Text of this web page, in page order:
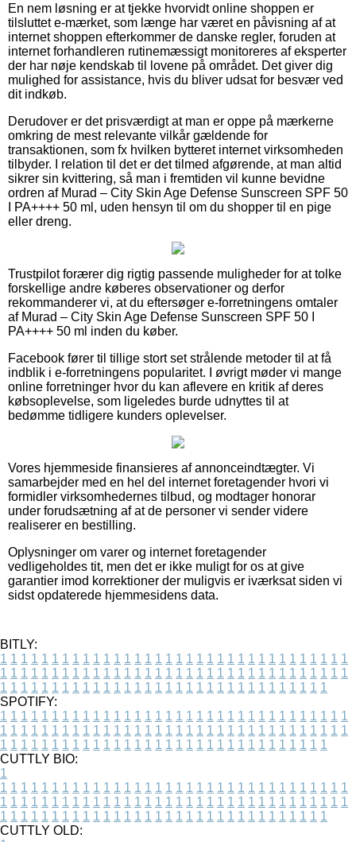
En nem løsning er at tjekke hvorvidt online shoppen er
tilsluttet e-mærket, som længe har været en påvisning af at
internet shoppen efterkommer de danske regler, foruden at
internet forhandleren rutinemæssigt monitoreres af eksperter
der har nøje kendskab til lovene på området. Det giver dig
mulighed for assistance, hvis du bliver udsat for besvær ved
dit indkøb.
Derudover er det prisværdigt at man er oppe på mærkerne
omkring de mest relevante vilkår gældende for
transaktionen, som fx hvilken bytteret internet virksomheden
tilbyder. I relation til det er det tilmed afgørende, at man altid
sikrer sin kvittering, så man i fremtiden vil kunne bevidne
ordren af Murad – City Skin Age Defense Sunscreen SPF 50
I PA++++ 50 ml, uden hensyn til om du shopper til en pige
eller dreng.
Trustpilot forærer dig rigtig passende muligheder for at tolke
forskellige andre køberes observationer og derfor
rekommanderer vi, at du eftersøger e-forretningens omtaler
af Murad – City Skin Age Defense Sunscreen SPF 50 I
PA++++ 50 ml inden du køber.
Facebook fører til tillige stort set strålende metoder til at få
indblik i e-forretningens popularitet. I øvrigt møder vi mange
online forretninger hvor du kan aflevere en kritik af deres
købsoplevelse, som ligeledes burde udnyttes til at
bedømme tidligere kunders oplevelser.
Vores hjemmeside finansieres af annonceindtægter. Vi
samarbejder med en hel del internet foretagender hvori vi
formidler virksomhedernes tilbud, og modtager honorar
under forudsætning af at de personer vi sender videre
realiserer en bestilling.
Oplysninger om varer og internet foretagender
vedligeholdes tit, men det er ikke muligt for os at give
garantier imod korrektioner der muligvis er iværksat siden vi
sidst opdaterede hjemmesidens data.
BITLY:
1 1 1 1 1 1 1 1 1 1 1 1 1 1 1 1 1 1 1 1 1 1 1 1 1 1 1 1 1 1 1 1 1 1
1 1 1 1 1 1 1 1 1 1 1 1 1 1 1 1 1 1 1 1 1 1 1 1 1 1 1 1 1 1 1 1 1 1
1 1 1 1 1 1 1 1 1 1 1 1 1 1 1 1 1 1 1 1 1 1 1 1 1 1 1 1 1 1 1 1
SPOTIFY:
1 1 1 1 1 1 1 1 1 1 1 1 1 1 1 1 1 1 1 1 1 1 1 1 1 1 1 1 1 1 1 1 1 1
1 1 1 1 1 1 1 1 1 1 1 1 1 1 1 1 1 1 1 1 1 1 1 1 1 1 1 1 1 1 1 1 1 1
1 1 1 1 1 1 1 1 1 1 1 1 1 1 1 1 1 1 1 1 1 1 1 1 1 1 1 1 1 1 1 1
CUTTLY BIO:
1
1 1 1 1 1 1 1 1 1 1 1 1 1 1 1 1 1 1 1 1 1 1 1 1 1 1 1 1 1 1 1 1 1 1
1 1 1 1 1 1 1 1 1 1 1 1 1 1 1 1 1 1 1 1 1 1 1 1 1 1 1 1 1 1 1 1 1 1
1 1 1 1 1 1 1 1 1 1 1 1 1 1 1 1 1 1 1 1 1 1 1 1 1 1 1 1 1 1 1 1
CUTTLY OLD: